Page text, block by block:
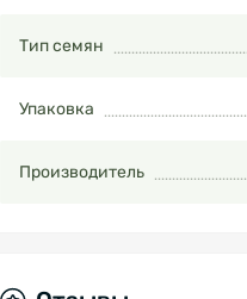
Тип семян
Упаковка
Производитель